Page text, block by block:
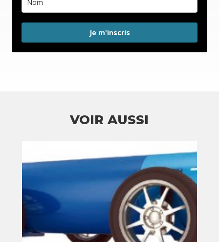
Je m'inscris
VOIR AUSSI